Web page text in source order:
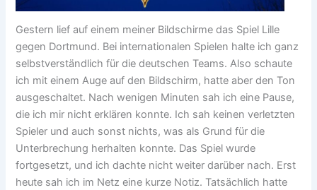
Gestern lief auf einem meiner Bildschirme das Spiel Lille
gegen Dortmund. Bei internationalen Spielen halte ich ganz
selbstverständlich für die deutschen Teams. Also schaute
ich mit einem Auge auf den Bildschirm, hatte aber den Ton
ausgeschaltet. Nach wenigen Minuten sah ich eine Pause,
die ich mir nicht erklären konnte. Ich sah keinen verletzten
Spieler und auch sonst nichts, was als Grund für die
Unterbrechung herhalten konnte. Das Spiel wurde
fortgesetzt, und ich dachte nicht weiter darüber nach. Erst
heute sah ich im Netz eine kurze Notiz. Tatsächlich hatte